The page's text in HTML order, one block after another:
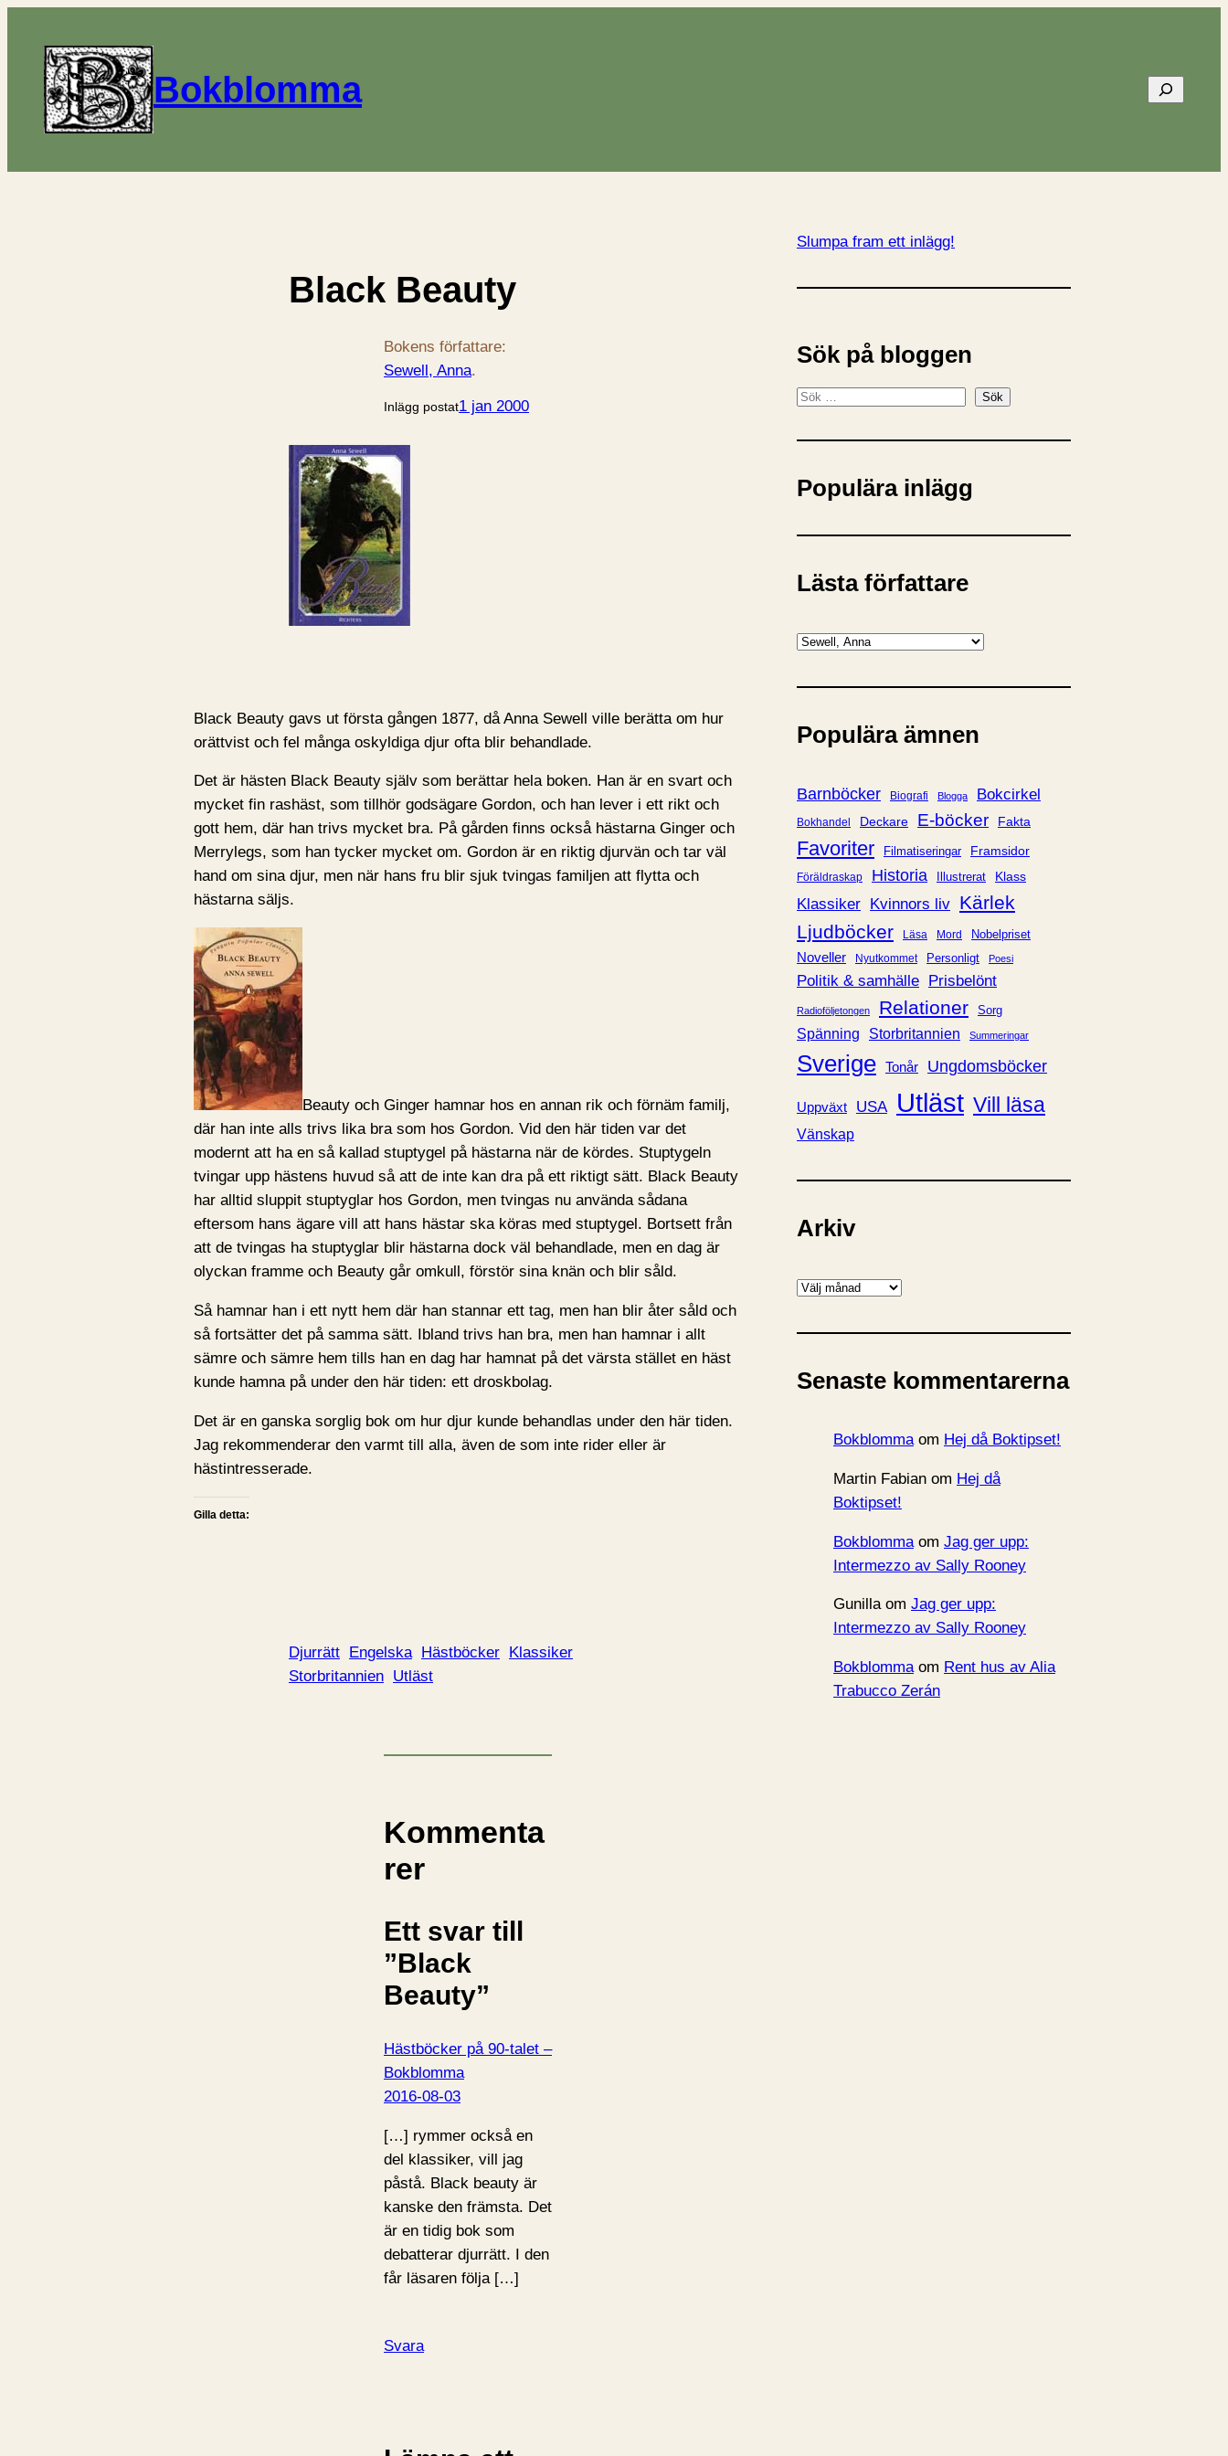
Bokblomma Sök
Black Beauty
Bokens författare:
Sewell, Anna.
Inlägg postat1 jan 2000
Black Beauty gavs ut första gången 1877, då Anna Sewell ville berätta om hur
orättvist och fel många oskyldiga djur ofta blir behandlade.
Det är hästen Black Beauty själv som berättar hela boken. Han är en svart och
mycket fin rashäst, som tillhör godsägare Gordon, och han lever i ett rikt och
gott hem, där han trivs mycket bra. På gården finns också hästarna Ginger och
Merrylegs, som han tycker mycket om. Gordon är en riktig djurvän och tar väl
hand om sina djur, men när hans fru blir sjuk tvingas familjen att flytta och
hästarna säljs.
Beauty och Ginger hamnar hos en annan rik och förnäm familj,
där han inte alls trivs lika bra som hos Gordon. Vid den här tiden var det
modernt att ha en så kallad stuptygel på hästarna när de kördes. Stuptygeln
tvingar upp hästens huvud så att de inte kan dra på ett riktigt sätt. Black Beauty
har alltid sluppit stuptyglar hos Gordon, men tvingas nu använda sådana
eftersom hans ägare vill att hans hästar ska köras med stuptygel. Bortsett från
att de tvingas ha stuptyglar blir hästarna dock väl behandlade, men en dag är
olyckan framme och Beauty går omkull, förstör sina knän och blir såld.
Så hamnar han i ett nytt hem där han stannar ett tag, men han blir åter såld och
så fortsätter det på samma sätt. Ibland trivs han bra, men han hamnar i allt
sämre och sämre hem tills han en dag har hamnat på det värsta stället en häst
kunde hamna på under den här tiden: ett droskbolag.
Det är en ganska sorglig bok om hur djur kunde behandlas under den här tiden.
Jag rekommenderar den varmt till alla, även de som inte rider eller är
hästintresserade.
Gilla detta:
Djurrätt Engelska Hästböcker Klassiker
Storbritannien Utläst
Kommenta
rer
Ett svar till
”Black
Beauty”
Hästböcker på 90-talet –
Bokblomma
2016-08-03
[…] rymmer också en
del klassiker, vill jag
påstå. Black beauty är
kanske den främsta. Det
är en tidig bok som
debatterar djurrätt. I den
får läsaren följa […]
Svara
Slumpa fram ett inlägg!
Sök på bloggen
S
k
Sök
Populära inlägg
Lästa författare
K
t
g
i
e
r
Populära ämnen
Barnböcker Biografi Blogga Bokcirkel
Bokhandel Deckare E-böcker Fakta
Favoriter Filmatiseringar Framsidor
Föräldraskap Historia Illustrerat Klass
Klassiker Kvinnors liv Kärlek
Ljudböcker
Läsa Mord Nobelpriset
Noveller Nyutkommet Personligt Poesi
Politik & samhälle Prisbelönt
Radioföljetongen Relationer Sorg
Spänning Storbritannien Summeringar
Sverige Tonår Ungdomsböcker
Uppväxt USA Utläst Vill läsa
Vänskap
Arkiv
A
k
v
Senaste kommentarerna
Bokblommaom Hej då Boktipset!
Martin Fabian om Hej då
Boktipset!
Bokblomma om Jag ger upp:
Intermezzo av Sally Rooney
Gunillaom Jag ger upp:
Intermezzo av Sally Rooney
Bokblommaom Rent hus av Alia
Trabucco Zerán